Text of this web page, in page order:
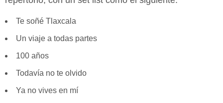
Te soñé Tlaxcala
Un viaje a todas partes
100 años
Todavía no te olvido
Ya no vives en mí